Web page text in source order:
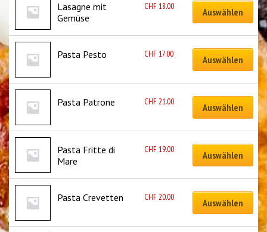
Lasagne mit
Gemüse
CHF 18.00 Auswählen
Pasta Pesto CHF 17.00 Auswählen
Pasta Patrone CHF21.00 Auswählen
Pasta Fritte di
Mare
CHF 19.00 Auswählen
Pasta Crevetten CHF20.00 Auswählen